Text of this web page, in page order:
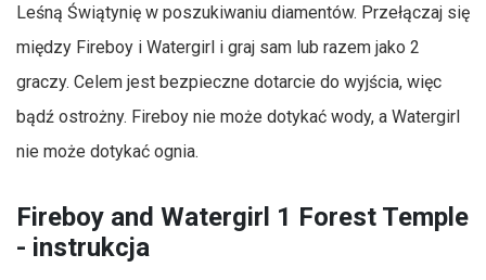
Leśną Świątynię w poszukiwaniu diamentów. Przełączaj się
między Fireboy i Watergirl i graj sam lub razem jako 2
graczy. Celem jest bezpieczne dotarcie do wyjścia, więc
bądź ostrożny. Fireboy nie może dotykać wody, a Watergirl
nie może dotykać ognia.
Fireboy and Watergirl 1 Forest Temple
- instrukcja